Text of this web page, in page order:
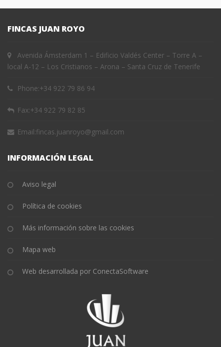
FINCAS JUAN ROYO
Avenida Ámsterdam 1 – Edificio Valdés Center – Torre A –
local A-12 – Los Cristianos – Arona – Santa Cruz de Tenerife
Phone:+34 922 79 86 94
Fax:+34 922 79 82 85
Email:fincas.juanroyo@gmail.com
INFORMACIÓN LEGAL
Aviso legal
Política de cookies
Más información sobre las cookies
Mapa web
Web desarrollada por ConectaSoftware